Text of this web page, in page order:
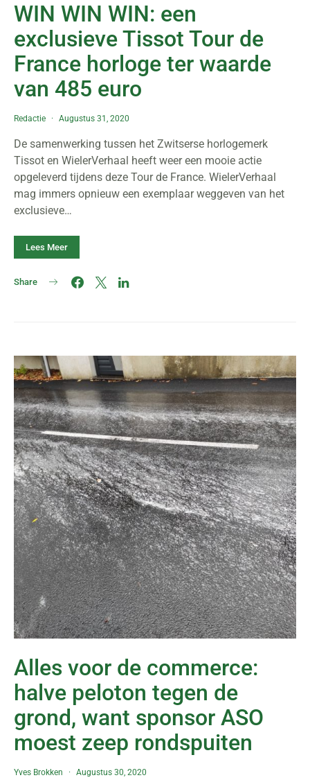
WIN WIN WIN: een
exclusieve Tissot Tour de
France horloge ter waarde
van 485 euro
Redactie Augustus 31, 2020
De samenwerking tussen het Zwitserse horlogemerk
Tissot en WielerVerhaal heeft weer een mooie actie
opgeleverd tijdens deze Tour de France. WielerVerhaal
mag immers opnieuw een exemplaar weggeven van het
exclusieve…
Lees Meer
Share
Alles voor de commerce:
halve peloton tegen de
grond, want sponsor ASO
moest zeep rondspuiten
Yves Brokken Augustus 30, 2020